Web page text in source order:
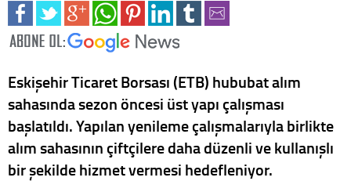
Eskişehir Ticaret Borsası (ETB) hububat alım
sahasında sezon öncesi üst yapı çalışması
başlatıldı. Yapılan yenileme çalışmalarıyla birlikte
alım sahasının çiftçilere daha düzenli ve kullanışlı
bir şekilde hizmet vermesi hedefleniyor.